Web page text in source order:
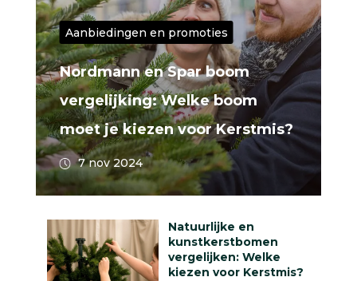
Aanbiedingen en promoties
Nordmann en Spar boom
vergelijking: Welke boom
moet je kiezen voor Kerstmis?
7 nov 2024
Natuurlijke en
kunstkerstbomen
vergelijken: Welke
kiezen voor Kerstmis?